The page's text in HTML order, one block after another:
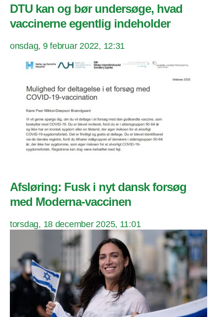
DTU kan og bør undersøge, hvad
vaccinerne egentlig indeholder
onsdag, 9 februar 2022, 12:31
Afsløring: Fusk i nyt dansk forsøg
med Moderna-vaccinen
torsdag, 18 december 2025, 11:01